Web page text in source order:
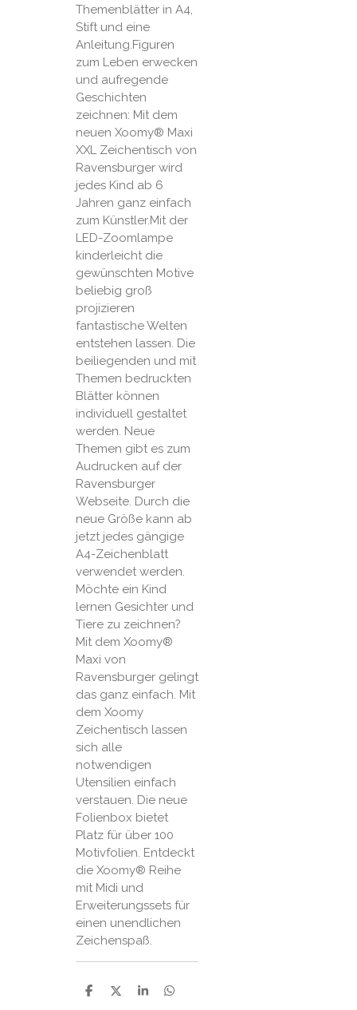
Themenblätter in A4,
Stift und eine
Anleitung.Figuren
zum Leben erwecken
und aufregende
Geschichten
zeichnen: Mit dem
neuen Xoomy® Maxi
XXL Zeichentisch von
Ravensburger wird
jedes Kind ab 6
Jahren ganz einfach
zum Künstler.Mit der
LED-Zoomlampe
kinderleicht die
gewünschten Motive
beliebig groß
projizieren
fantastische Welten
entstehen lassen. Die
beiliegenden und mit
Themen bedruckten
Blätter können
individuell gestaltet
werden. Neue
Themen gibt es zum
Audrucken auf der
Ravensburger
Webseite. Durch die
neue Größe kann ab
jetzt jedes gängige
A4-Zeichenblatt
verwendet werden.
Möchte ein Kind
lernen Gesichter und
Tiere zu zeichnen?
Mit dem Xoomy®
Maxi von
Ravensburger gelingt
das ganz einfach. Mit
dem Xoomy
Zeichentisch lassen
sich alle
notwendigen
Utensilien einfach
verstauen. Die neue
Folienbox bietet
Platz für über 100
Motivfolien. Entdeckt
die Xoomy® Reihe
mit Midi und
Erweiterungssets für
einen unendlichen
Zeichenspaß.
P
P
P
P